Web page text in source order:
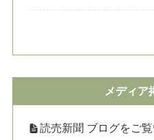
メディア
読売新聞 ブログをご